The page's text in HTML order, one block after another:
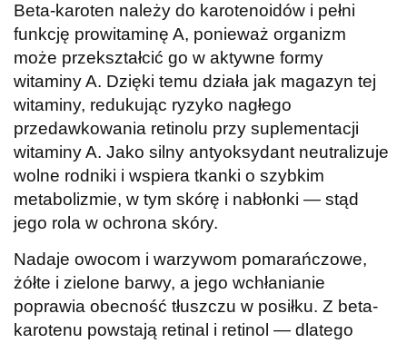
Beta-karoten należy do karotenoidów i pełni
funkcję prowitaminę A, ponieważ organizm
może przekształcić go w aktywne formy
witaminy A. Dzięki temu działa jak magazyn tej
witaminy, redukując ryzyko nagłego
przedawkowania retinolu przy suplementacji
witaminy A. Jako silny antyoksydant neutralizuje
wolne rodniki i wspiera tkanki o szybkim
metabolizmie, w tym skórę i nabłonki — stąd
jego rola w ochrona skóry.
Nadaje owocom i warzywom pomarańczowe,
żółte i zielone barwy, a jego wchłanianie
poprawia obecność tłuszczu w posiłku. Z beta-
karotenu powstają retinal i retinol — dlatego